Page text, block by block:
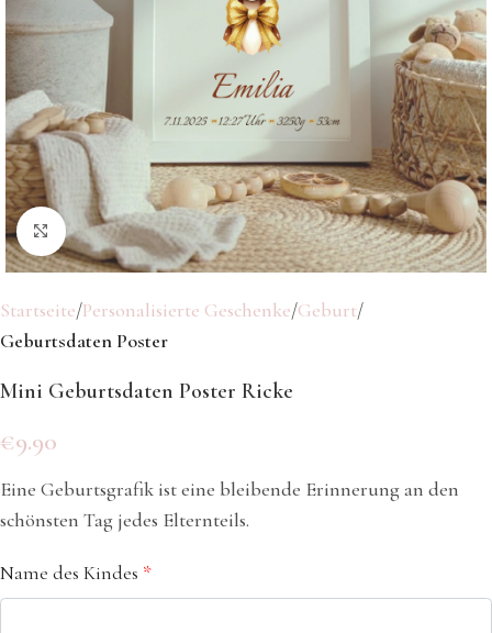
Klicken Sie hier, um zu vergrößern
Startseite Personalisierte Geschenke Geburt
Geburtsdaten Poster
Mini Geburtsdaten Poster Ricke
€9.90
Eine Geburtsgrafik ist eine bleibende Erinnerung an den
schönsten Tag jedes Elternteils.
Name des Kindes *